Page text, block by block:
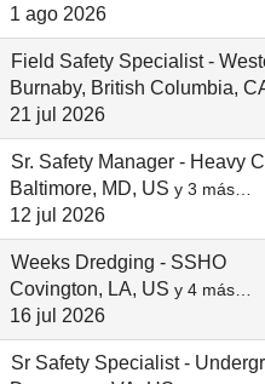
1 ago 2026
Field Safety Specialist -
Burnaby, British Columbia,
21 jul 2026
Sr. Safety Manager - Heavy
Baltimore, MD, US y 3 más…
12 jul 2026
Weeks Dredging - SSHO
Covington, LA, US y 4 más…
16 jul 2026
Sr Safety Specialist -